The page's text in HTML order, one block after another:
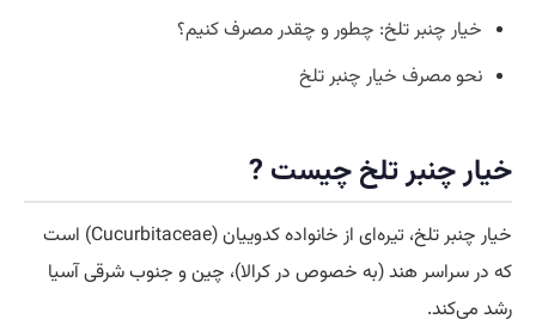
خیار چنبر تلخ: چطور و چقدر مصرف کنیم؟
نحو مصرف خیار چنبر تلخ
خیار چنبر تلخ چیست ?
خیار چنبر تلخ، تیره‌ای از خانواده کدوییان (Cucurbitaceae) است
که در سراسر هند (به خصوص در کرالا)، چین و جنوب شرقی آسیا
رشد می‌کند.